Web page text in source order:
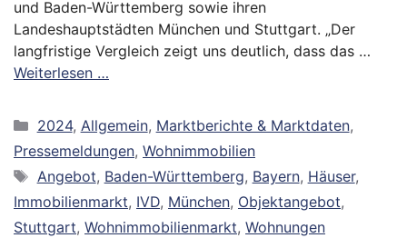
und Baden-Württemberg sowie ihren
Landeshauptstädten München und Stuttgart. „Der
langfristige Vergleich zeigt uns deutlich, dass das …
Weiterlesen …
Kategorien
2024, Allgemein, Marktberichte & Marktdaten,
Pressemeldungen, Wohnimmobilien
Schlagwörter
Angebot, Baden-Württemberg, Bayern, Häuser,
Immobilienmarkt, IVD, München, Objektangebot,
Stuttgart, Wohnimmobilienmarkt, Wohnungen